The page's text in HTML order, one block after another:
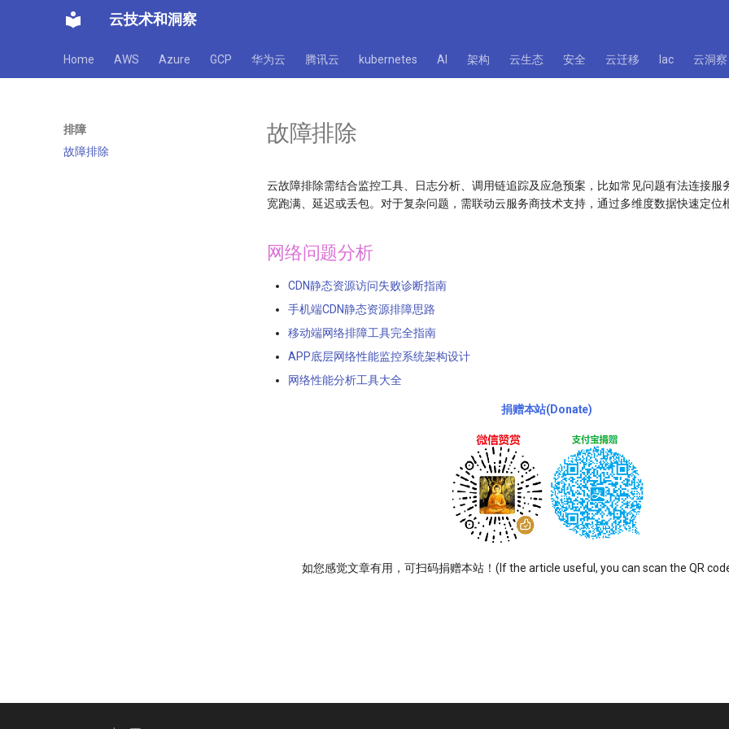
云技术和洞察
Home AWS Azure GCP 华为云 腾讯云 kubernetes AI 架构 云生态 安全 云迁移 Iac 云洞察
排障
故障排除
故障排除
云故障排除需结合监控工具、日志分析、调用链追踪及应急预案，比如常见问题有法连接服
宽跑满、延迟或丢包。对于复杂问题，需联动云服务商技术支持，通过多维度数据快速定位
网络问题分析
CDN静态资源访问失败诊断指南
手机端CDN静态资源排障思路
移动端网络排障工具完全指南
APP底层网络性能监控系统架构设计
网络性能分析工具大全
捐赠本站(Donate)
如您感觉文章有用，可扫码捐赠本站！(If the article useful, you can scan the QR